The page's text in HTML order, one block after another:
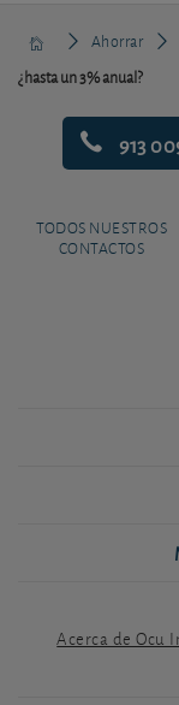
Ahorrar
¿hasta un 3% anual?
913
TODOS NUESTROS
CONTACTOS
Acerca de Ocu